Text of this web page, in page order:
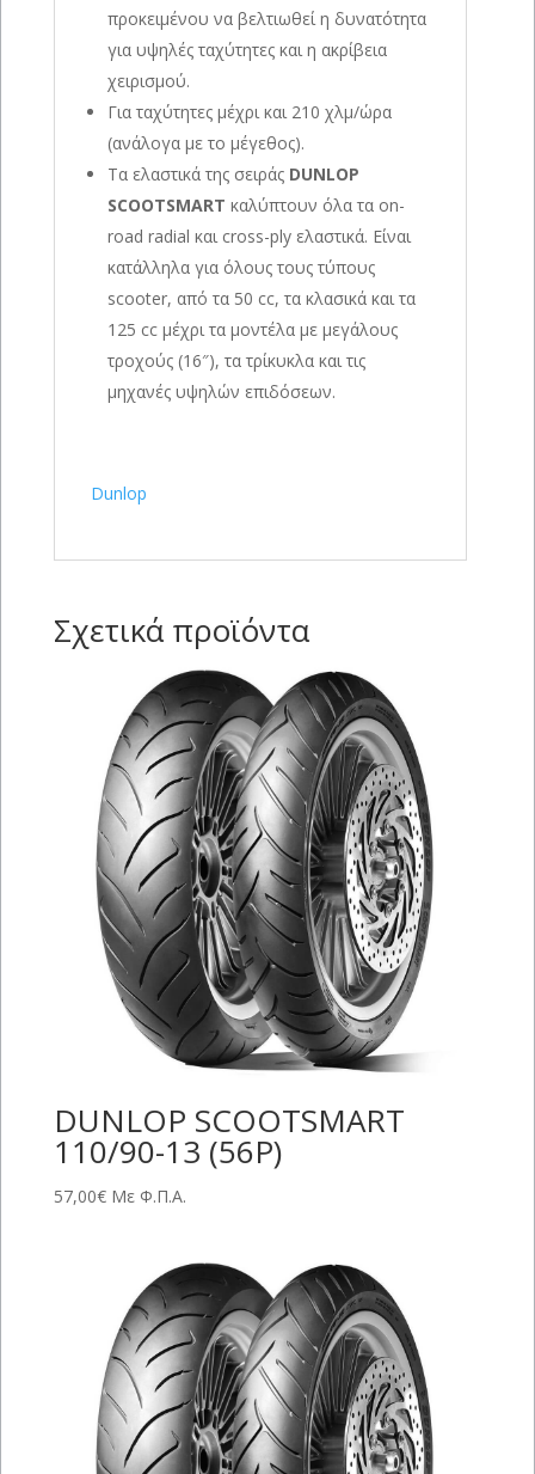
προκειμένου να βελτιωθεί η δυνατότητα
για υψηλές ταχύτητες και η ακρίβεια
χειρισμού.
Για ταχύτητες μέχρι και 210 χλμ/ώρα
(ανάλογα με το μέγεθος).
Τα ελαστικά της σειράς DUNLOP
SCOOTSMART καλύπτουν όλα τα on-
road radial και cross-ply ελαστικά. Είναι
κατάλληλα για όλους τους τύπους
scooter, από τα 50 cc, τα κλασικά και τα
125 cc μέχρι τα μοντέλα με μεγάλους
τροχούς (16″), τα τρίκυκλα και τις
μηχανές υψηλών επιδόσεων.
Dunlop
Σχετικά προϊόντα
DUNLOP SCOOTSMART
110/90-13 (56P)
57,00€ Με Φ.Π.Α.